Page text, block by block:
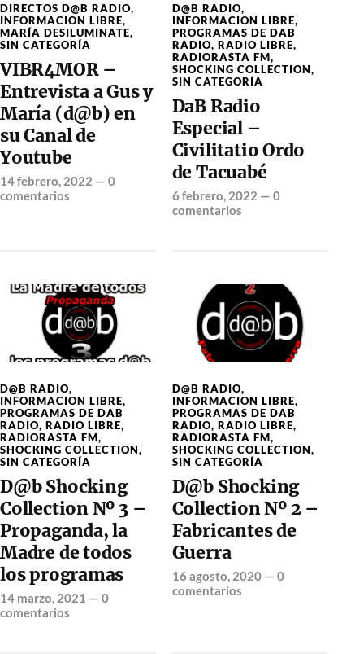
DIRECTOS D@B RADIO,
INFORMACION LIBRE,
MARÍA DESILUMINATE,
SIN CATEGORÍA
VIBR4MOR –
Entrevista a Gus y
María (d@b) en
su Canal de
Youtube
14 febrero, 2022 — 0
comentarios
D@B RADIO,
INFORMACION LIBRE,
PROGRAMAS DE DAB
RADIO, RADIO LIBRE,
RADIORASTA FM,
SHOCKING COLLECTION,
SIN CATEGORÍA
DaB Radio
Especial –
Civilitatio Ordo
de Tacuabé
6 febrero, 2022 — 0
comentarios
D@B RADIO,
INFORMACION LIBRE,
PROGRAMAS DE DAB
RADIO, RADIO LIBRE,
RADIORASTA FM,
SHOCKING COLLECTION,
SIN CATEGORÍA
D@b Shocking
Collection Nº 3 –
Propaganda, la
Madre de todos
los programas
14 marzo, 2021 — 0
comentarios
D@B RADIO,
INFORMACION LIBRE,
PROGRAMAS DE DAB
RADIO, RADIO LIBRE,
RADIORASTA FM,
SHOCKING COLLECTION,
SIN CATEGORÍA
D@b Shocking
Collection Nº 2 –
Fabricantes de
Guerra
16 agosto, 2020— 0
comentarios